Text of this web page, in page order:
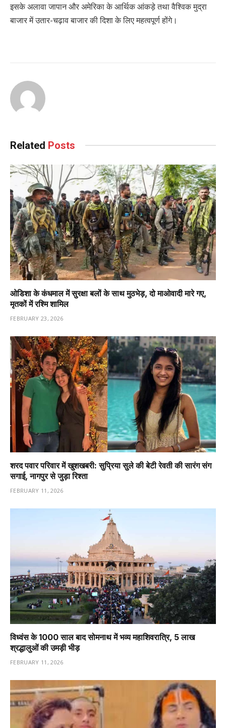
इसके अलावा जापान और अमेरिका के आर्थिक आंकड़े तथा वैश्विक मुद्रा
बाजार में उतार-चढ़ाव बाजार की दिशा के लिए महत्वपूर्ण होंगे।
Related Posts
ओडिशा के कंधमाल में सुरक्षा बलों के साथ मुठभेड़, दो माओवादी मारे गए,
मृतकों में रश्मि शामिल
FEBRUARY 23, 2026
शरद पवार परिवार में खुशखबरी: सुप्रिया सुले की बेटी रेवती की सारंग संग
सगाई, नागपुर से जुड़ा रिश्ता
FEBRUARY 11, 2026
विध्वंस के 1000 साल बाद सोमनाथ में भव्य महाशिवरात्रि, 5 लाख
श्रद्धालुओं की उमड़ी भीड़
FEBRUARY 11, 2026